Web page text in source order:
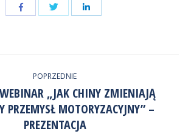
Udostępnij
przez
Twitter
Udostępnij
POPRZEDNIE
Poprzedni
wpis:
„JAK CHINY ZMIENIAJĄ
PRZEMYSŁ MOTORYZACYJNY” –
PREZENTACJA